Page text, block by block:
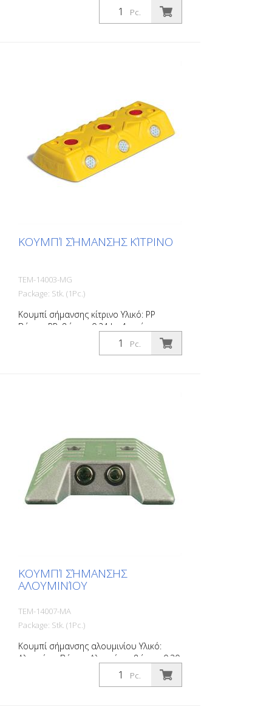
Pc.
ΚΟΥΜΠΊ ΣΉΜΑΝΣΗΣ ΚΊΤΡΙΝΟ
TEM-14003-MG
Package: Stk. (1Pc.)
Κουμπί σήμανσης κίτρινο Υλικό: PP
Βάρος: PP: βάρος: 0,24 kg 4 οπές για
βίδες Χωρίς υλικό στερέωσης Για εύκολη
οριοθέτηση χώρων στάθμευσης ή χώρων
Pc.
ΚΟΥΜΠΊ ΣΉΜΑΝΣΗΣ
ΑΛΟΥΜΙΝΊΟΥ
TEM-14007-MA
Package: Stk. (1Pc.)
Κουμπί σήμανσης αλουμινίου Υλικό:
Αλουμίνιο Βάρος: Αλουμίνιο: βάρος: 0,30
kg 2 οπές για βίδες Χωρίς υλικό
στερέωσης Για εύκολη οριοθέτηση
Pc.